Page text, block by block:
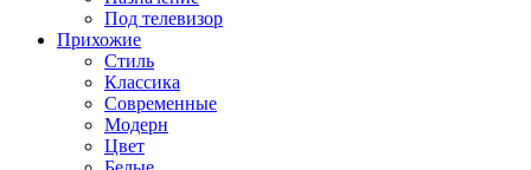
Под телевизор
Прихожие
Стиль
Классика
Современные
Модерн
Цвет